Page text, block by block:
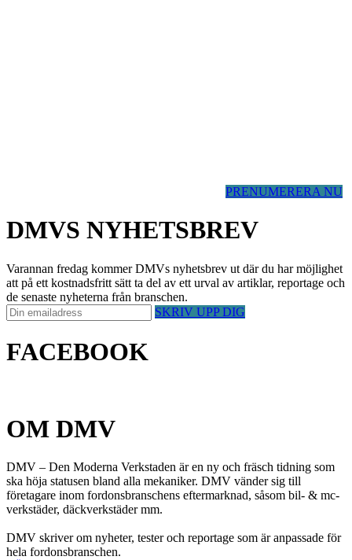
PRENUMERERA NU
DMVS NYHETSBREV
Varannan fredag kommer DMVs nyhetsbrev ut där du har möjlighet
att på ett kostnadsfritt sätt ta del av ett urval av artiklar, reportage och
de senaste nyheterna från branschen.
SKRIV UPP DIG
FACEBOOK
OM DMV
DMV – Den Moderna Verkstaden är en ny och fräsch tidning som
ska höja statusen bland alla mekaniker. DMV vänder sig till
företagare inom fordonsbranschens eftermarknad, såsom bil- & mc-
verkstäder, däckverkstäder mm.
DMV skriver om nyheter, tester och reportage som är anpassade för
hela fordonsbranschen.